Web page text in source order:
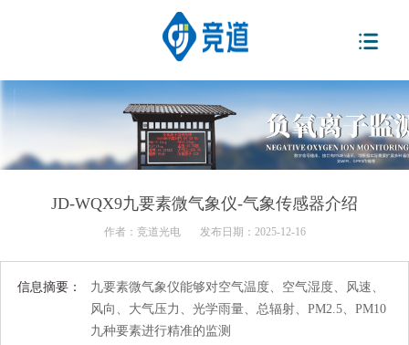
JD-WQX9九要素微气象仪-气象传感器介绍
作者： 竞道光电 发布日期：2025-12-16
信息摘要：
九要素微气象仪能够对空气温度、空气湿度、风速、
风向、大气压力、光学雨量、总辐射、PM2.5、PM10
九种要素进行精准的监测